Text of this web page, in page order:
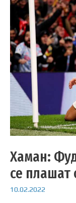
Хаман:
се плашат
10.02.2022